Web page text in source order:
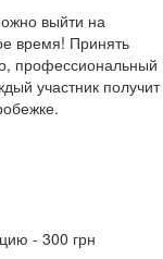
выйти на
время! Принять
профессиональный
участник получит
- 300 грн